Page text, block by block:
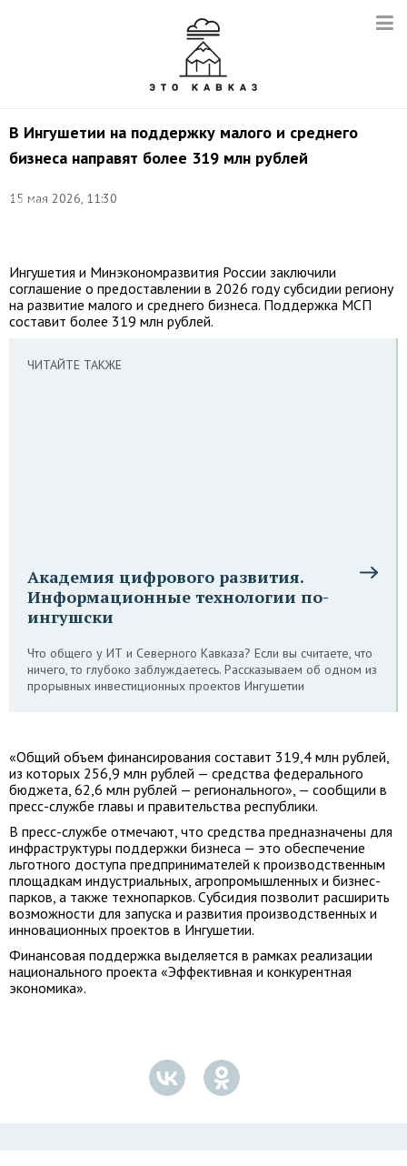
В Ингушетии на поддержку малого и среднего
бизнеса направят более 319 млн рублей
15 мая 2026, 11:30
Евгений
Ингушетия и Минэкономразвития России заключили
соглашение о предоставлении в 2026 году субсидии региону
на развитие малого и среднего бизнеса. Поддержка МСП
составит более 319 млн рублей.
ЧИТАЙТЕ ТАКЖЕ
Академия цифрового развития.
Информационные технологии по-
ингушски
Что общего у ИТ и Северного Кавказа? Если вы считаете, что
ничего, то глубоко заблуждаетесь. Рассказываем об одном из
прорывных инвестиционных проектов Ингушетии
«Общий объем финансирования составит 319,4 млн рублей,
из которых 256,9 млн рублей — средства федерального
бюджета, 62,6 млн рублей — регионального», — сообщили в
пресс-службе главы и правительства республики.
В пресс-службе отмечают, что средства предназначены для
инфраструктуры поддержки бизнеса — это обеспечение
льготного доступа предпринимателей к производственным
площадкам индустриальных, агропромышленных и бизнес-
парков, а также технопарков. Субсидия позволит расширить
возможности для запуска и развития производственных и
инновационных проектов в Ингушетии.
Финансовая поддержка выделяется в рамках реализации
национального проекта «Эффективная и конкурентная
экономика».